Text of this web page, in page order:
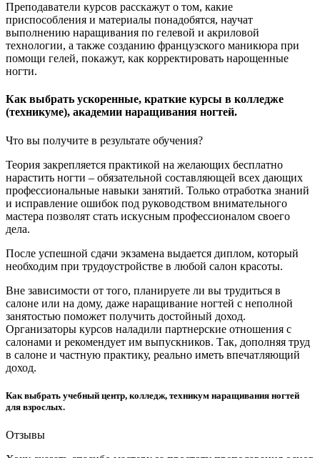
Преподаватели курсов расскажут о том, какие
приспособления и материалы понадобятся, научат
выполнению наращивания по гелевой и акриловой
технологии, а также созданию французского маникюра при
помощи гелей, покажут, как корректировать нарощенные
ногти.
Как выбрать ускоренные, краткие курсы в колледже
(техникуме), академии наращивания ногтей.
Что вы получите в результате обучения?
Теория закрепляется практикой на желающих бесплатно
нарастить ногти – обязательной составляющей всех дающих
профессиональные навыки занятий. Только отработка знаний
и исправление ошибок под руководством внимательного
мастера позволят стать искусным профессионалом своего
дела.
После успешной сдачи экзамена выдается диплом, который
необходим при трудоустройстве в любой салон красоты.
Вне зависимости от того, планируете ли вы трудиться в
салоне или на дому, даже наращивание ногтей с неполной
занятостью поможет получить достойный доход.
Организаторы курсов наладили партнерские отношения с
салонами и рекомендует им выпускников. Так, дополняя труд
в салоне и частную практику, реально иметь впечатляющий
доход.
Как выбрать учебный центр, колледж, техникум наращивания ногтей
для взрослых.
Отзывы